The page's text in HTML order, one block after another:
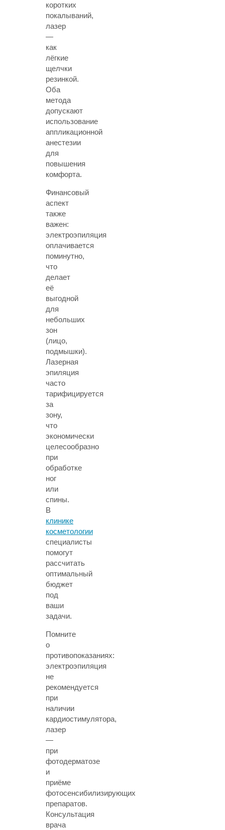
коротких
покалываний,
лазер
—
как
лёгкие
щелчки
резинкой.
Оба
метода
допускают
использование
аппликационной
анестезии
для
повышения
комфорта.
Финансовый
аспект
также
важен:
электроэпиляция
оплачивается
поминутно,
что
делает
её
выгодной
для
небольших
зон
(лицо,
подмышки).
Лазерная
эпиляция
часто
тарифицируется
за
зону,
что
экономически
целесообразно
при
обработке
ног
или
спины.
В
клинике
косметологии
специалисты
помогут
рассчитать
оптимальный
бюджет
под
ваши
задачи.
Помните
о
противопоказаниях:
электроэпиляция
не
рекомендуется
при
наличии
кардиостимулятора,
лазер
—
при
фотодерматозе
и
приёме
фотосенсибилизирующих
препаратов.
Консультация
врача